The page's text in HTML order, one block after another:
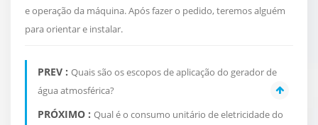
e operação da máquina. Após fazer o pedido, teremos alguém
para orientar e instalar.
PREV : Quais são os escopos de aplicação do gerador de
água atmosférica?
PRÓXIMO : Qual é o consumo unitário de eletricidade do